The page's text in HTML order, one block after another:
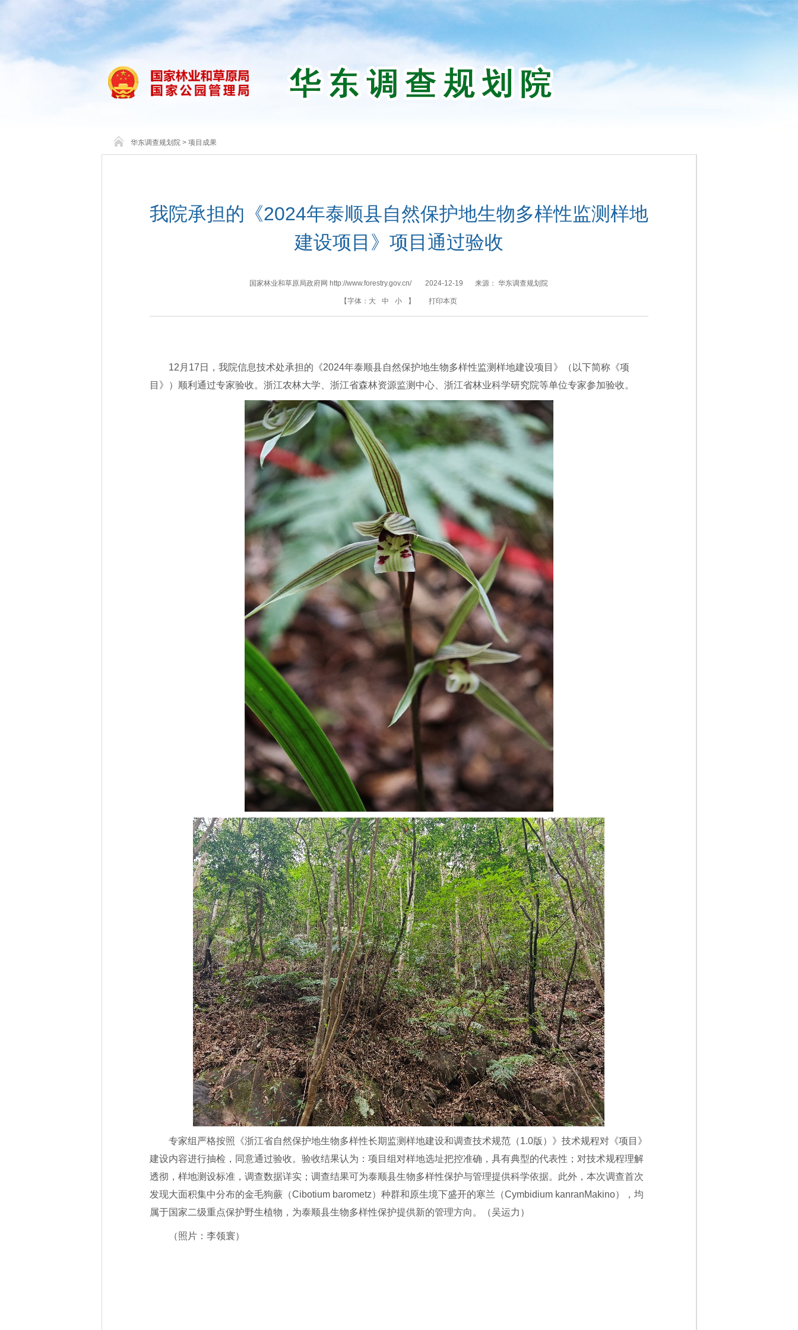
华东调查规划院 > 项目成果
我院承担的《2024年泰顺县自然保护地生物多样性监测样地
建设项目》项目通过验收
国家林业和草原局政府网 http://www.forestry.gov.cn/ 2024-12-19 来源： 华东调查规划院
【字体： 大 中 小 】 打印本页
12月17日，我院信息技术处承担的《2024年泰顺县自然保护地生物多样性监测样地建设项目》（以下简称《项
目》）顺利通过专家验收。浙江农林大学、浙江省森林资源监测中心、浙江省林业科学研究院等单位专家参加验收。
专家组严格按照《浙江省自然保护地生物多样性长期监测样地建设和调查技术规范（1.0版）》技术规程对《项目》
建设内容进行抽检，同意通过验收。验收结果认为：项目组对样地选址把控准确，具有典型的代表性；对技术规程理解
透彻，样地测设标准，调查数据详实；调查结果可为泰顺县生物多样性保护与管理提供科学依据。此外，本次调查首次
发现大面积集中分布的金毛狗蕨（Cibotium barometz）种群和原生境下盛开的寒兰（Cymbidium kanranMakino），均
属于国家二级重点保护野生植物，为泰顺县生物多样性保护提供新的管理方向。（吴运力）
（照片：李领寰）